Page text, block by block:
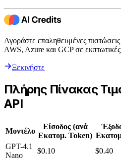
Αγοράστε επαληθευμένες
AWS, Azure και GCP σε εκπτωτικές
Ξεκινήστε
Πλήρης Πίνακας
API
Μοντέλο
Είσοδος (ανά
Εκατομ. Token)
GPT-4.1
Nano
$0.10 $0.40